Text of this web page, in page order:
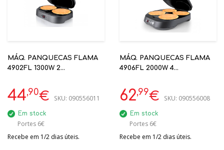
MÁQ. PANQUECAS FLAMA
4902FL 1300W 2
ANTIADERENTE
44,90€ SKU: 090556011
Em stock
Portes 6€
Recebe em 1/2 dias úteis.
MÁQ. PANQUECAS FLAMA
4906FL 2000W 4
ANTIADERENTE
62,99€ SKU: 090556008
Em stock
Portes 6€
Recebe em 1/2 dias úteis.